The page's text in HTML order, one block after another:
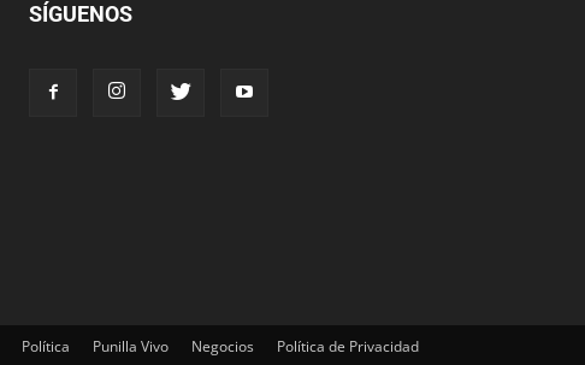
SÍGUENOS
Política Punilla Vivo Negocios Política de Privacidad